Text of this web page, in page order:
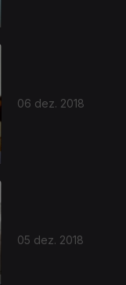
06 dez. 2018
05 dez. 2018